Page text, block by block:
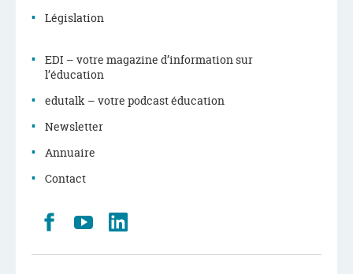
Législation
EDI – votre magazine d’information sur
l’éducation
edutalk – votre podcast éducation
Newsletter
Annuaire
Contact
Retrouvez
nous
Youtube